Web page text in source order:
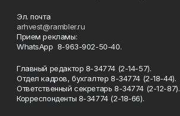
Эл. почта
arhvest@rambler.ru
Прием рекламы:
WhatsApp 8-963-902-50-40.
Главный редактор 8-34774 (2-14-57).
Отдел кадров, бухгалтер 8-34774 (2-18-44).
Ответственный секретарь 8-34774 (2-12-87).
Корреспонденты 8-34774 (2-18-66).